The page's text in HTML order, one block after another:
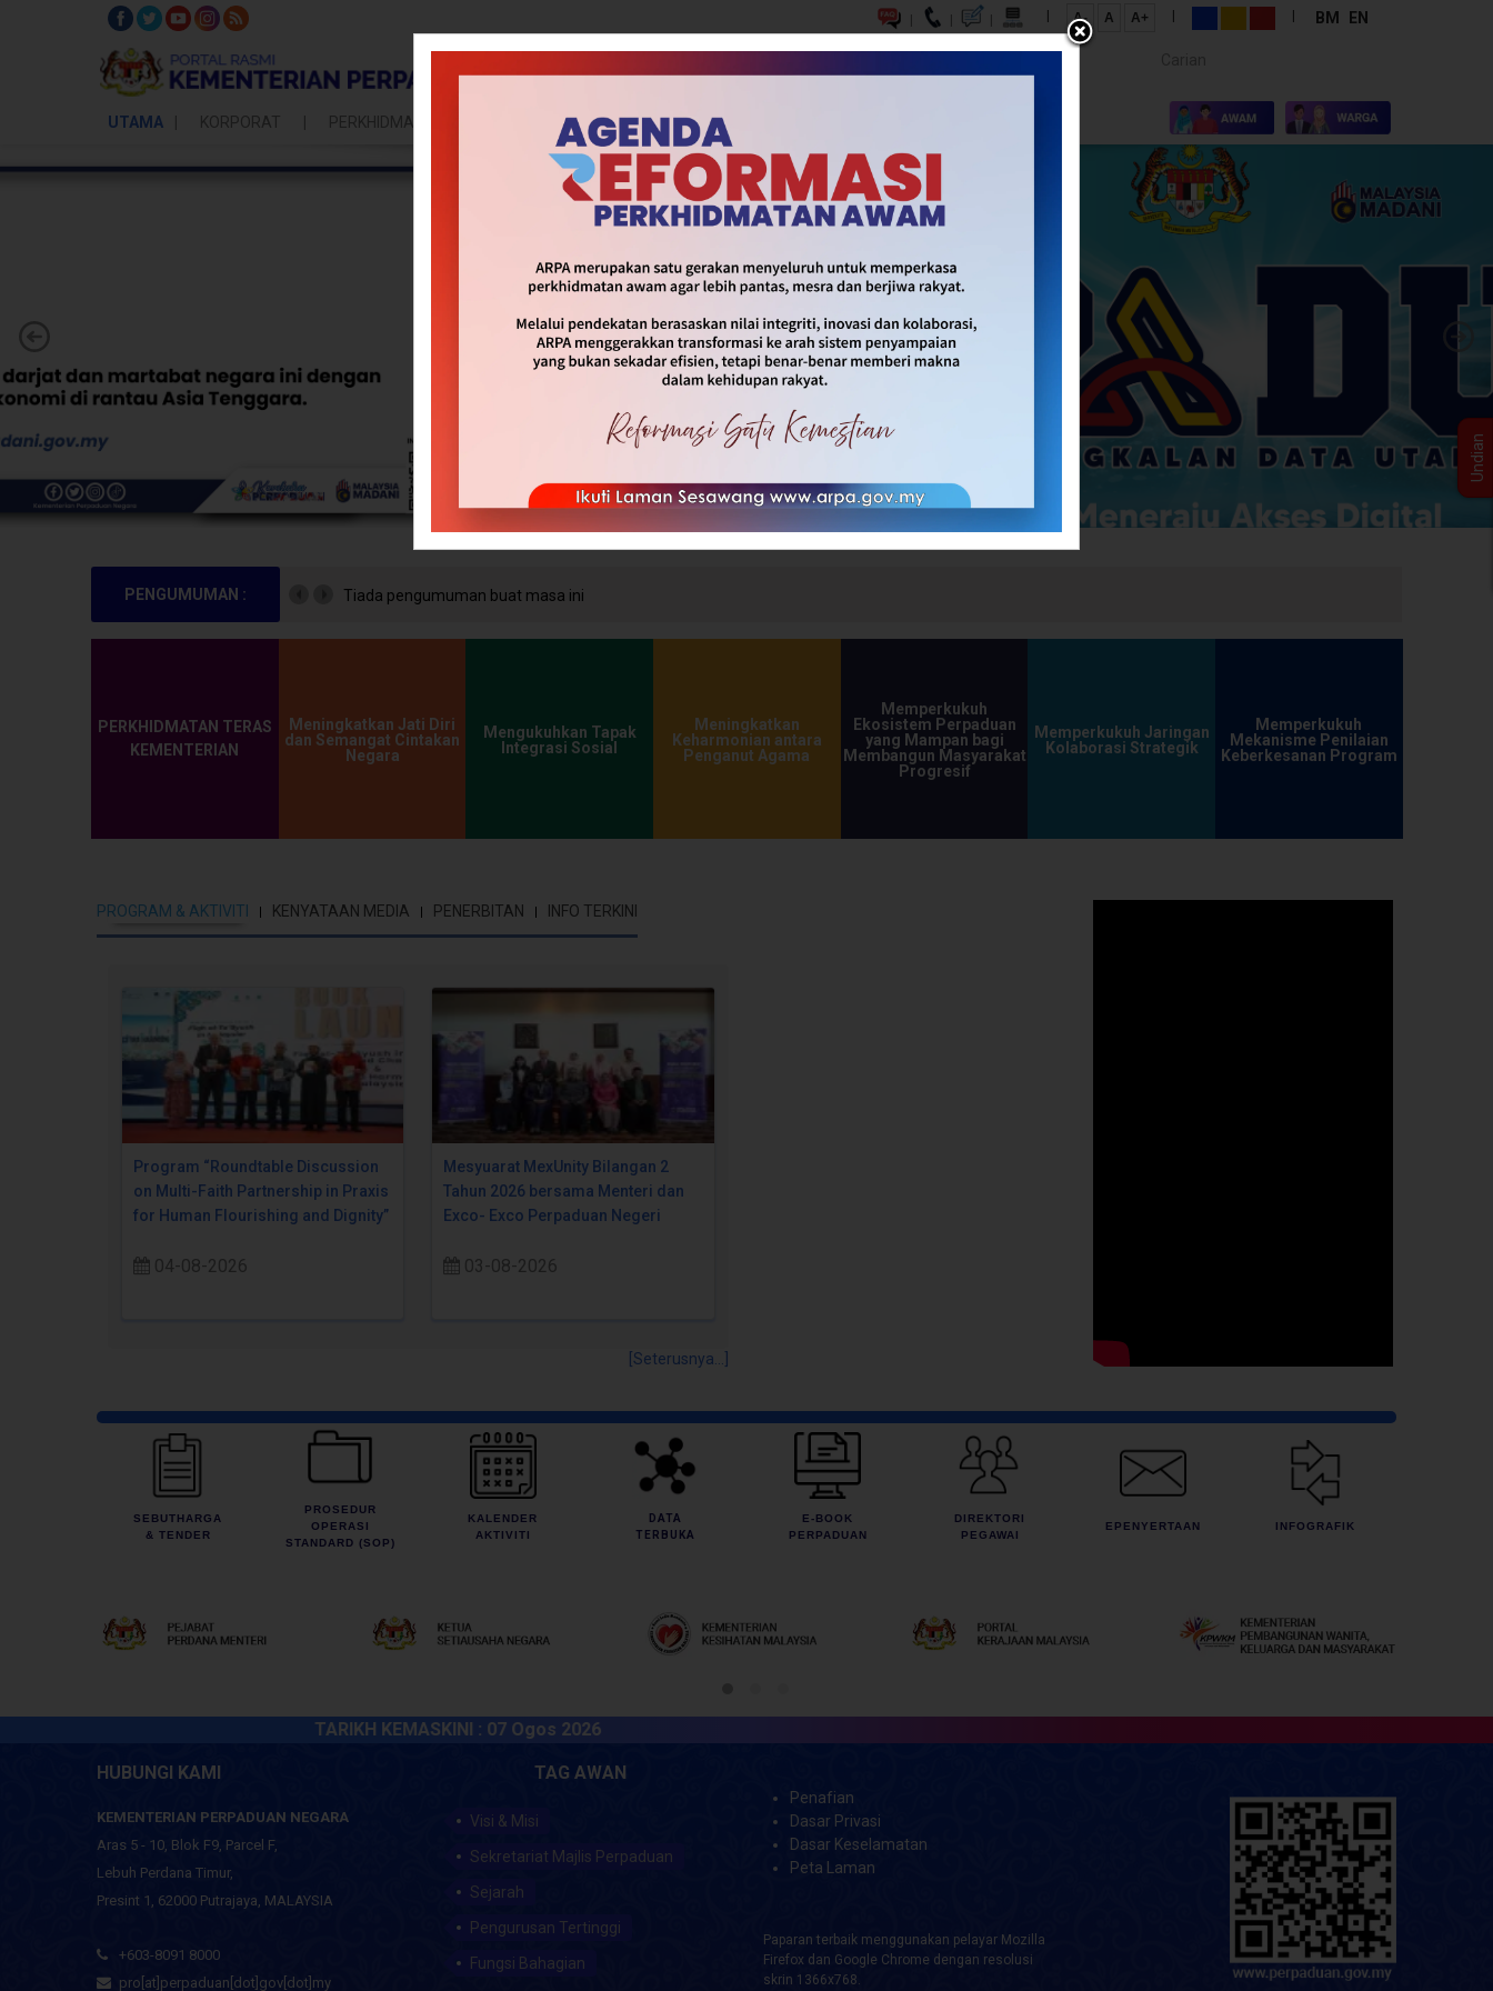
| | | | A- A A+ | | BM
EN
UTAMA KORPORAT PERKHIDMATAN DASAR & INISIATIF SOP & INFOGRAFIK
PENGUMUMAN : Tiada pengumuman buat masa ini
PERKHIDMATAN TERAS
KEMENTERIAN
Meningkatkan Jati Diri
dan Semangat Cintakan
Negara
Mengukuhkan Tapak
Integrasi Sosial
Meningkatkan
Keharmonian antara
Penganut Agama
Memperkukuh
Ekosistem Perpaduan
yang Mampan bagi
Membangun Masyarakat
Progresif
Memperkukuh Jaringan
Kolaborasi Strategik
Memperkukuh
Mekanisme Penilaian
Keberkesanan Program
PROGRAM & AKTIVITI KENYATAAN MEDIA PENERBITAN INFO TERKINI
Program “Roundtable Discussion
on Multi-Faith Partnership in Praxis
for Human Flourishing and Dignity”
04-08-2026
Mesyuarat MexUnity Bilangan 2
Tahun 2026 bersama Menteri dan
Exco- Exco Perpaduan Negeri
03-08-2026
[Seterusnya...]
Pautan Pantas
SEBUTHARGA
& TENDER
PROSEDUR
OPERASI
STANDARD (SOP)
KALENDER
AKTIVITI
DATA
TERBUKA
E-BOOK
PERPADUAN
DIREKTORI
PEGAWAI
EPENYERTAAN INFOGRAFIK
TARIKH KEMASKINI :07 Ogos 2026
HUBUNGI KAMI
KEMENTERIAN PERPADUAN NEGARA
Aras 5 - 10, Blok F9, Parcel F,
Lebuh Perdana Timur,
Presint 1, 62000 Putrajaya, MALAYSIA
+603-8091 8000
pro[at]perpaduan[dot]gov[dot]my
TAG AWAN
Visi & Misi
Sekretariat Majlis Perpaduan
Sejarah
Pengurusan Tertinggi
Fungsi Bahagian
Penafian
Dasar Privasi
Dasar Keselamatan
Peta Laman
Paparan terbaik menggunakan pelayar Mozilla
Firefox dan Google Chrome dengan resolusi
skrin 1366x768.
Undian